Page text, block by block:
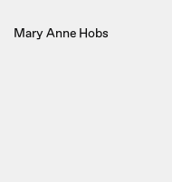
Mary Anne Hobs